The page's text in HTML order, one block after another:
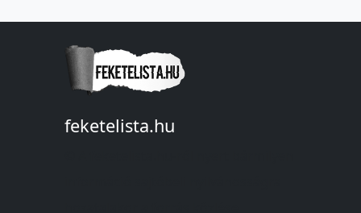
feketelista.hu